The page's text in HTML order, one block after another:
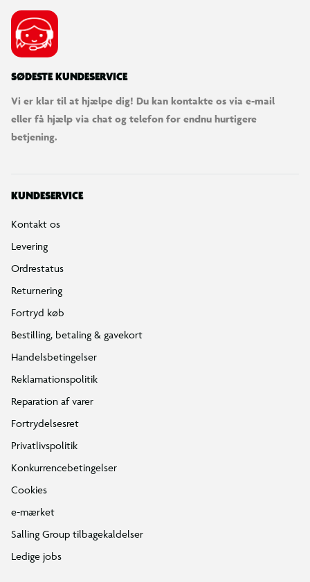
SØDESTE KUNDESERVICE
Vi er klar til at hjælpe dig! Du kan kontakte os via e-mail
eller få hjælp via chat og telefon for endnu hurtigere
betjening.
KUNDESERVICE
Kontakt os
Levering
Ordrestatus
Returnering
Fortryd køb
Bestilling, betaling & gavekort
Handelsbetingelser
Reklamationspolitik
Reparation af varer
Fortrydelsesret
Privatlivspolitik
Konkurrencebetingelser
Cookies
e-mærket
Salling Group tilbagekaldelser
Ledige jobs